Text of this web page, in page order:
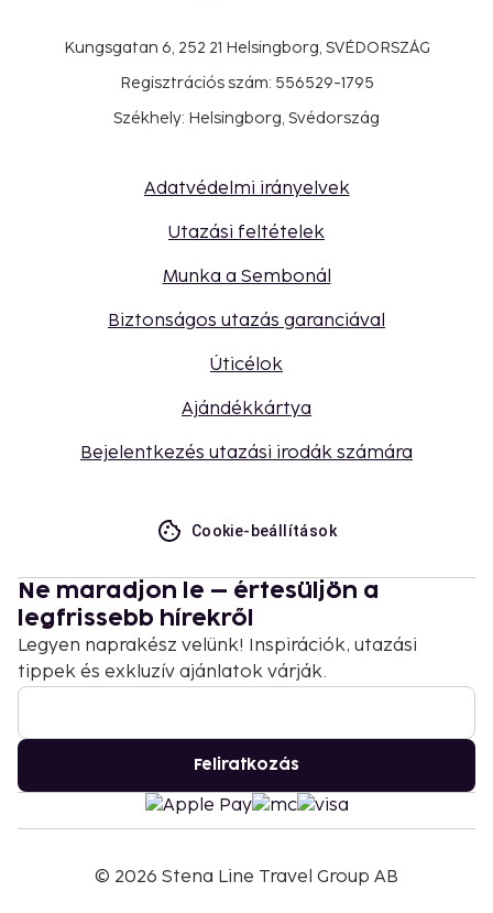
Kungsgatan 6, 252 21 Helsingborg, SVÉDORSZÁG
Regisztrációs szám: 556529-1795
Székhely: Helsingborg, Svédország
Adatvédelmi irányelvek
Utazási feltételek
Munka a Sembonál
Biztonságos utazás garanciával
Úticélok
Ajándékkártya
Bejelentkezés utazási irodák számára
Cookie-beállítások
Ne maradjon le – értesüljön a
legfrissebb hírekről
Legyen naprakész velünk! Inspirációk, utazási
tippek és exkluzív ajánlatok várják.
Feliratkozás
© 2026 Stena Line Travel Group AB